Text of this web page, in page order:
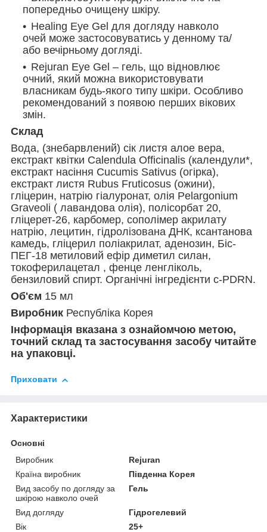
попередньо очищену шкіру.
Healing Eye Gel для догляду навколо
очей може застосовуватись у денному та/
або вечірньому догляді.
Rejuran Eye Gel – гель, що відновлює
очний, який можна використовувати
власникам будь-якого типу шкіри. Особливо
рекомендований з появою перших вікових
змін.
Склад
Вода, (знебарвлений) сік листя алое вера,
екстракт квітки Calendula Officinalis (календули*,
екстракт насіння Cucumis Sativus (огірка),
екстракт листя Rubus Fruticosus (ожини),
гліцерин, натрію гіалуронат, олія Pelargonium
Graveoli ( лавандова олія), полісорбат 20,
гліцерет-26, карбомер, сополімер акрилату
натрію, лецитин, гідролізована ДНК, ксантанова
камедь, гліцерил поліакрилат, аденозин, Біс-
ПЕГ-18 метиловий ефір диметил силан,
токоферилацетал , фенце ленгліколь,
бензиловий спирт. Органічні інгредієнти c-PDRN.
Об'єм 15 мл
Виробник Республіка Корея
Інформація вказана з ознайомчою метою,
точний склад та застосування засобу читайте
на упаковці.
Приховати
Характеристики
Основні
Виробник
Rejuran
Країна виробник
Південна Корея
Вид засобу по догляду за
шкірою навколо очей
Гель
Вид догляду
Гідрогелевий
Вік
25+